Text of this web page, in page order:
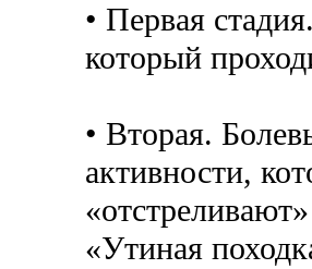
• Первая
который
• Вторая.
активности,
«Утиная